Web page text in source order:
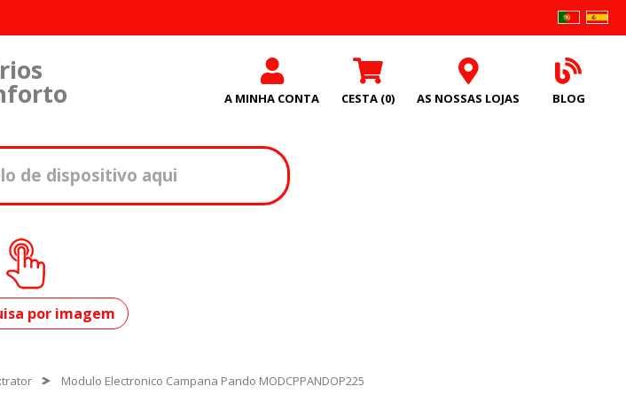
A MINHA CONTA CESTA (0) AS NOSSAS LOJAS BLOG
por imagem
Modulo Electronico Campana Pando MODCPPANDOP225